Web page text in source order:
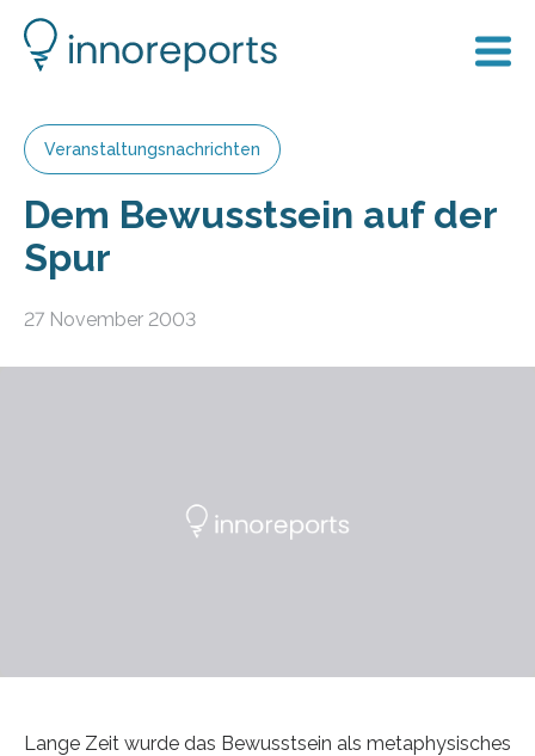
Veranstaltungsnachrichten
Dem Bewusstsein auf der
Spur
27 November 2003
Lange Zeit wurde das Bewusstsein als metaphysisches